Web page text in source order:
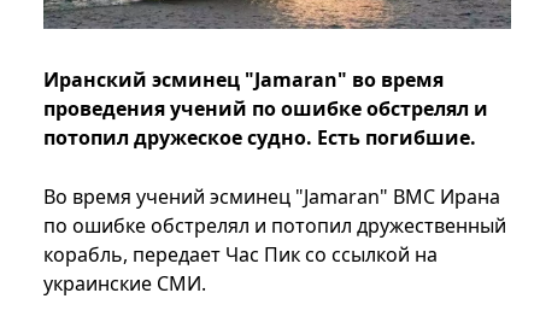
Иранский эсминец "Jamaran" во время
проведения учений по ошибке обстрелял и
потопил дружеское судно. Есть погибшие.
Во время учений эсминец "Jamaran" ВМС Ирана
по ошибке обстрелял и потопил дружественный
корабль, передает Час Пик со ссылкой на
украинские СМИ.